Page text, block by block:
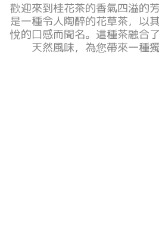
歡迎來到桂花茶的香氣四溢的
是一種令人陶醉的花草茶，以
悅的口感而聞名。這種茶融合
天然風味，為您帶來一種